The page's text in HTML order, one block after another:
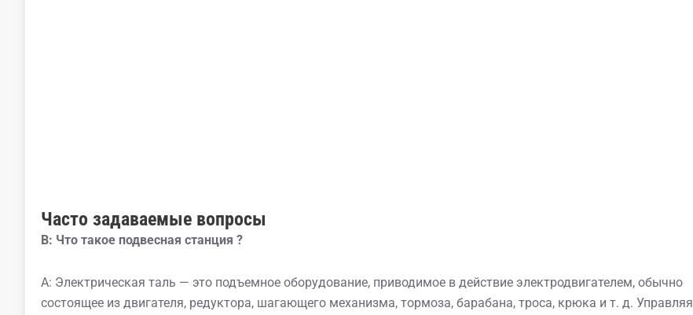
Часто задаваемые вопросы
В: Что такое подвесная станция ?
A: Электрическая таль — это подъемное оборудование, приводимое в действие электродвигателем, обычно
состоящее из двигателя, редуктора, шагающего механизма, тормоза, барабана, троса, крюка и т. д. Управляя